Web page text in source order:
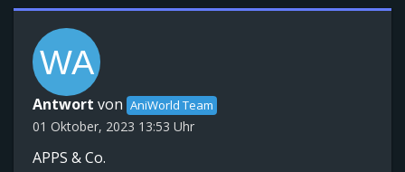
Antwort von AniWorld Team
01 Oktober, 2023 13:53 Uhr
APPS & Co.